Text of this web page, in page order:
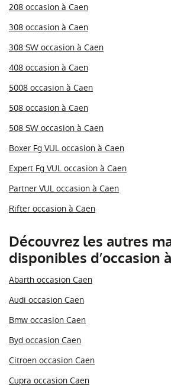
208 occasion à Caen
308 occasion à Caen
308 SW occasion à Caen
408 occasion à Caen
5008 occasion à Caen
508 occasion à Caen
508 SW occasion à Caen
Boxer Fg VUL occasion à Caen
Expert Fg VUL occasion à Caen
Partner VUL occasion à Caen
Rifter occasion à Caen
Découvrez les autres
disponibles d’occasion
Abarth occasion Caen
Audi occasion Caen
Bmw occasion Caen
Byd occasion Caen
Citroen occasion Caen
Cupra occasion Caen